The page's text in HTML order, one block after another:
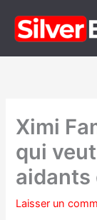
contenu
Ximi
qui
aidants
Laisser un